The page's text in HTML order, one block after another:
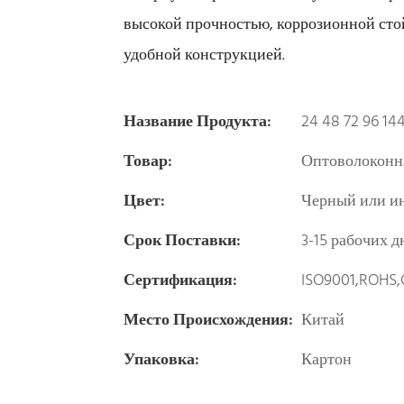
высокой прочностью, коррозионной
удобной конструкцией.
Название Продукта:
24 48 72 96
Товар:
Цвет:
Черный или
Срок Поставки:
3-15 рабочих
Сертификация:
Место Происхождения: Китай
Упаковка:
Картон